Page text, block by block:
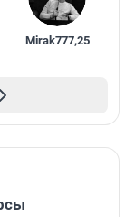
Mirak777,25